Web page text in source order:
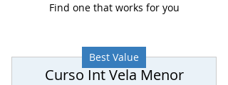
Find one that works for you
Best Value
Curso Int Vela Menor